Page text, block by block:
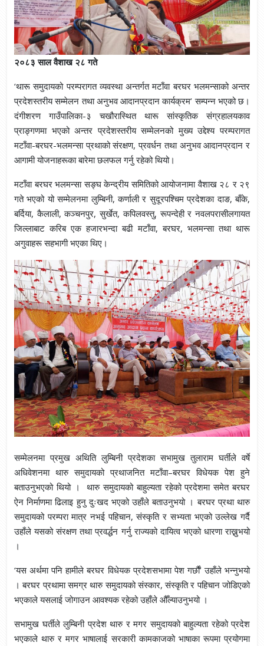
२०८३ साल वैशाख २८ गते
‘थारू समुदायको परम्परागत व्यवस्था अन्तर्गत मटाँवा बरघर भलमन्साको अन्तर
प्रदेशस्तरीय सम्मेलन तथा अनुभव आदानप्रदान कार्यक्रम’ सम्पन्न भएको छ।
दंगीशरण गाउँपालिका-३ चखौरास्थित थारू सांस्कृतिक संग्रहालयकाव
प्राङ्गणमा भएको अन्तर प्रदेशस्तरीय सम्मेलनको मुख्य उद्देश्य परम्परागत
मटाँवा-बरघर-भलमन्सा प्रथाको संरक्षण, प्रवर्धन तथा अनुभव आदानप्रदान र
आगामी योजनाहरूका बारेमा छलफल गर्नु रहेको थियो।
मटाँवा बरघर भलमन्सा सङ्घ केन्द्रीय समितिको आयोजनामा वैशाख २८ र २९
गते भएको यो सम्मेलनमा लुम्बिनी, कर्णाली र सुदूरपश्चिम प्रदेशका दाङ, बाँके,
बर्दिया, कैलाली, कञ्चनपुर, सुर्खेत, कपिलवस्तु, रूपन्देही र नवलपरासीलगायत
जिल्लाबाट करिब एक हजारभन्दा बढी मटाँवा, बरघर, भलमन्सा तथा थारू
अगुवाहरू सहभागी भएका थिए।
सम्मेलनमा प्रमुख अथिति लुम्बिनी प्रदेशका सभामुख तुलाराम घर्तीले वर्षे
अधिवेशनमा थारु समुदायको प्रथाजनित मटाँवा–बरघर विधेयक पेश हुने
बताउनुभएको थियो । थारु समुदायको बाहुल्यता रहेको प्रदेशमा समेत बरघर
ऐन निर्माणमा ढिलाइ हुनु दुःखद भएको उहाँले बताउनुभयो । बरघर प्रथा थारु
समुदायको परम्परा मात्र नभई पहिचान, संस्कृति र सभ्यता भएको उल्लेख गर्दै
उहाँले यसको संरक्षण तथा प्रवर्द्धन गर्नु राज्यको दायित्व भएको धारणा राख्नुभयो
।
‘यस अर्थमा पनि हामीले बरघर विधेयक प्रदेशसभामा पेश गर्छौं’ उहाँले भन्नुभयो
। बरघर प्रथामा समग्र थारु समुदायको संस्कार, संस्कृति र पहिचान जोडिएको
भएकाले यसलाई जोगाउन आवश्यक रहेको उहाँले औँल्याउनुभयो ।
सभामुख घर्तीले लुम्बिनी प्रदेश थारु र मगर समुदायको बाहुल्यता रहेको प्रदेश
भएकाले थारु र मगर भाषालाई सरकारी कामकाजको भाषाका रूपमा प्रयोगमा